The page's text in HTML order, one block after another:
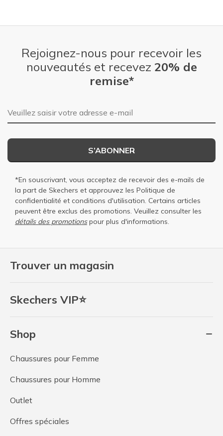
Trouver un magasin
Skechers VIP⭐
Shop
Chaussures pour Femme
Chaussures pour Homme
Outlet
Offres spéciales
Rejoignez-nous pour recevoir les
nouveautés et recevez 20% de
remise*
Adresse e-mail
S’ABONNER
*En souscrivant, vous acceptez de recevoir des e-mails de
la part de Skechers et approuvez les Politique de
confidentialité et conditions d'utilisation. Certains articles
peuvent être exclus des promotions. Veuillez consulter les
détails des promotionspour plus d'informations.